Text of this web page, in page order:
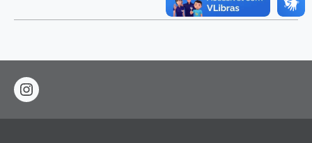
instagram